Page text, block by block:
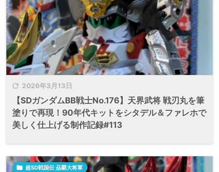
 2026年3月13日
【SDガンダムBB戦士No.176】天界武将 戦刃丸を筆
塗りで再現！90年代キットをシタデル＆ファレホで
美しく仕上げる制作記録#113
 超SD戦国伝 刕覇大将軍